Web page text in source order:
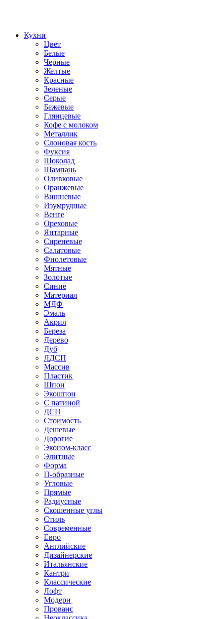
Кухни
Цвет
Белые
Черные
Желтые
Красные
Зеленые
Серые
Бежевые
Глянцевые
Кофе с молоком
Металлик
Слоновая кость
Фуксия
Шоколад
Шампань
Оливковые
Оранжевые
Вишневые
Изумрудные
Венге
Ореховые
Янтарные
Сиреневые
Салатовые
Фиолетовые
Мятные
Золотые
Синие
Материал
МДФ
Эмаль
Акрил
Береза
Дерево
Дуб
ЛДСП
Массив
Пластик
Шпон
Экошпон
С патиной
ДСП
Стоимость
Дешевые
Дорогие
Эконом-класс
Элитные
Форма
П-образные
Угловые
Прямые
Радиусные
Скошенные углы
Стиль
Современные
Евро
Английские
Дизайнерские
Итальянские
Кантри
Классические
Лофт
Модерн
Прованс